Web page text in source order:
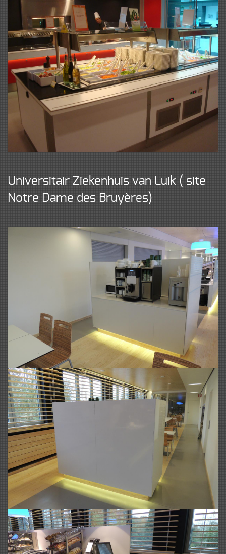
Universitair Ziekenhuis van Luik ( site
Notre Dame des Bruyères)